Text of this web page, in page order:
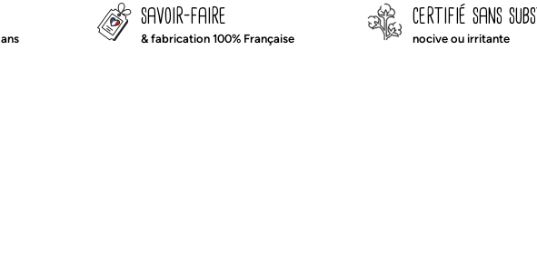
savoir-faire
& fabrication 100% Française
certifié sans
nocive ou irritante
épaisse totalement réversible